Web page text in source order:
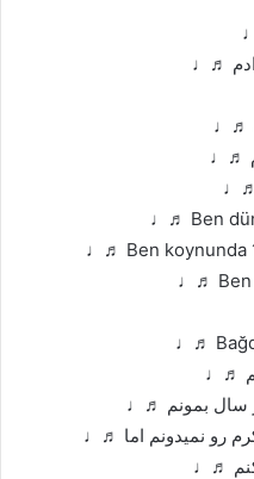
♬♩
♬♩
♬♩
♬♩
Ben
Ben koynunda
Ben
♬♩
سال بمونم ♬♩
رو نمیدونم اما ♬♩
کنم ♬♩